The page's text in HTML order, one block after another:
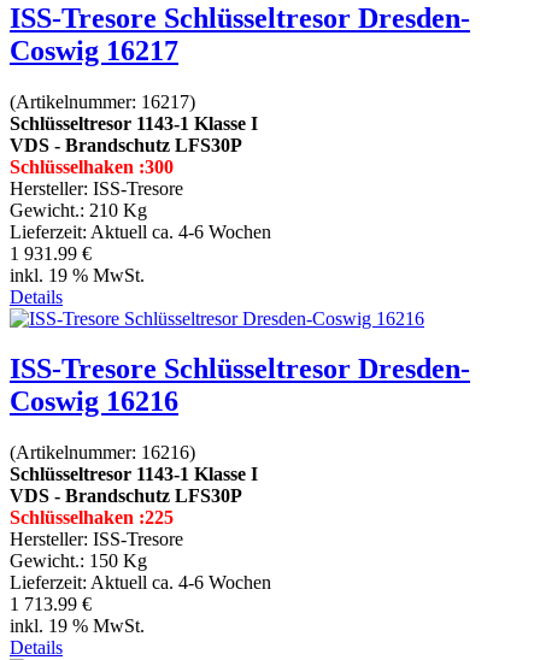
ISS-Tresore Schlüsseltresor Dresden-
Coswig 16217
(Artikelnummer: 16217)
Schlüsseltresor 1143-1 Klasse I
VDS - Brandschutz LFS30P
Schlüsselhaken :300
Hersteller: ISS-Tresore
Gewicht.: 210 Kg
Lieferzeit: Aktuell ca. 4-6 Wochen
1 931.99 €
inkl. 19 % MwSt.
Details
ISS-Tresore Schlüsseltresor Dresden-
Coswig 16216
(Artikelnummer: 16216)
Schlüsseltresor 1143-1 Klasse I
VDS - Brandschutz LFS30P
Schlüsselhaken :225
Hersteller: ISS-Tresore
Gewicht.: 150 Kg
Lieferzeit: Aktuell ca. 4-6 Wochen
1 713.99 €
inkl. 19 % MwSt.
Details